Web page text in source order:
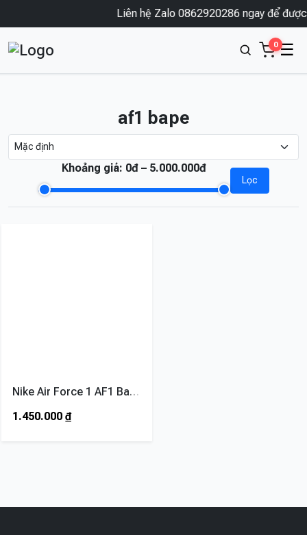
Liên hệ Zalo 0862920286 ngay để
0 ☰
af1 bape
Khoảng giá: 0đ – 5.000.000đ
Lọc
Nike Air Force 1 AF1 Bape Green
1.450.000 ₫